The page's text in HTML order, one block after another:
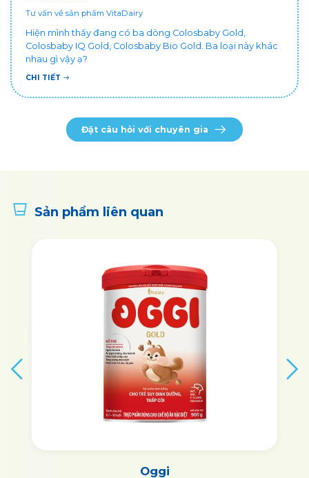
Tư vấn về sản phẩm VitaDairy
Hiện mình thấy đang có ba dòng Colosbaby Gold,
Colosbaby IQ Gold, Colosbaby Bio Gold. Ba loại này khác
nhau gì vậy ạ?
CHI TIẾT
Đặt câu hỏi với chuyên gia
Sản phẩm liên quan